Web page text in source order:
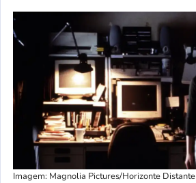
Imagem: Magnolia Pictures/Horizonte Distante